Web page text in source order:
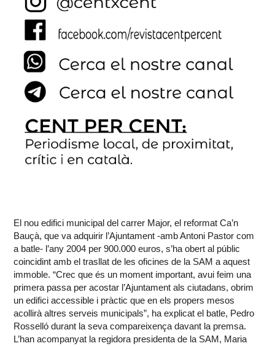
El nou edifici municipal del carrer Major, el reformat Ca’n
Bauçà, que va adquirir l’Ajuntament -amb Antoni Pastor com
a batle- l’any 2004 per 900.000 euros, s’ha obert al públic
coincidint amb el trasllat de les oficines de la SAM a aquest
immoble. “Crec que és un moment important, avui feim una
primera passa per acostar l’Ajuntament als ciutadans, obrim
un edifici accessible i pràctic que en els propers mesos
acollirà altres serveis municipals”, ha explicat el batle, Pedro
Rosselló durant la seva compareixença davant la premsa.
L’han acompanyat la regidora presidenta de la SAM, Maria